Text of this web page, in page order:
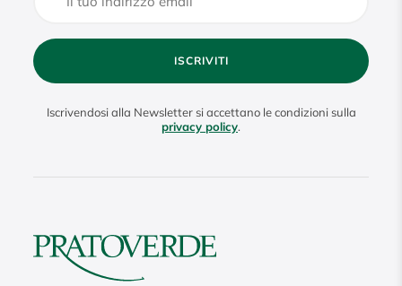
ISCRIVITI
Iscrivendosi alla Newsletter si accettano le condizioni sulla
privacy policy.